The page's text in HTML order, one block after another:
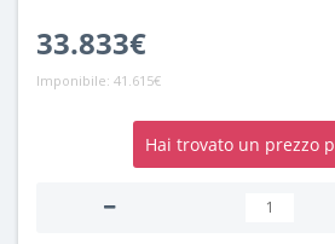
33.833€
Imponibile: 41.615€
Hai trovato un prezzo